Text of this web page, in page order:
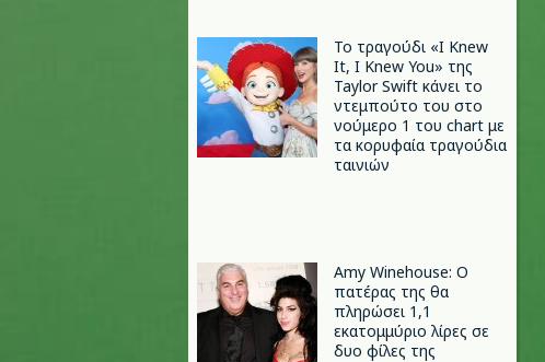
Το τραγούδι «I Knew
It, I Knew You» της
Taylor Swift κάνει το
ντεμπούτο του στο
νούμερο 1 του chart με
τα κορυφαία τραγούδια
ταινιών
Amy Winehouse: Ο
πατέρας της θα
πληρώσει 1,1
εκατομμύριο λίρες σε
δυο φίλες της